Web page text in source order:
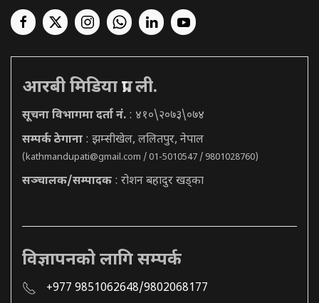
आरबी मिडिया प्रा. ली.
सूचना विभागमा दर्ता नं. : ४१०\२०७३\०७४
सम्पर्क ठेगाना : झम्सीखेल, ललितपुर, नेपाल
(kathmandupati@gmail.com / 01-5010547 / 9801028760)
सञ्चालक/सम्पादक : रोशन बहादुर खड्का
विज्ञापनको लागि सम्पर्क
+977 9851062648/9802068177